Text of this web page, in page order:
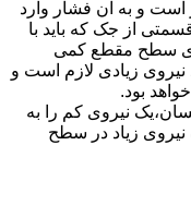
و به آن فشار وارد
از جک که باید با
سطح مقطع کمی
زیادی لازم است و
بود.
نیروی کم را به
زیاد در سطح